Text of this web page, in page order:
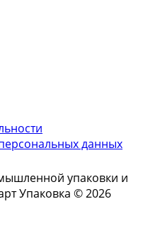
данных
упаковки и
Упаковка © 2026